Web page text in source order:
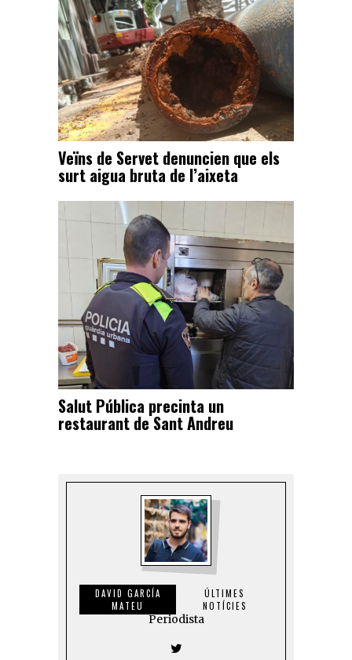
Veïns de Servet denuncien que els
surt aigua bruta de l’aixeta
Salut Pública precinta un
restaurant de Sant Andreu
DAVID GARCÍA
MATEU
ÚLTIMES
NOTÍCIES
Periodista